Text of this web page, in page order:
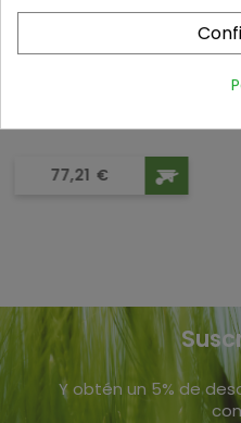
Precio
77,21 €
Y obtén un 5% de